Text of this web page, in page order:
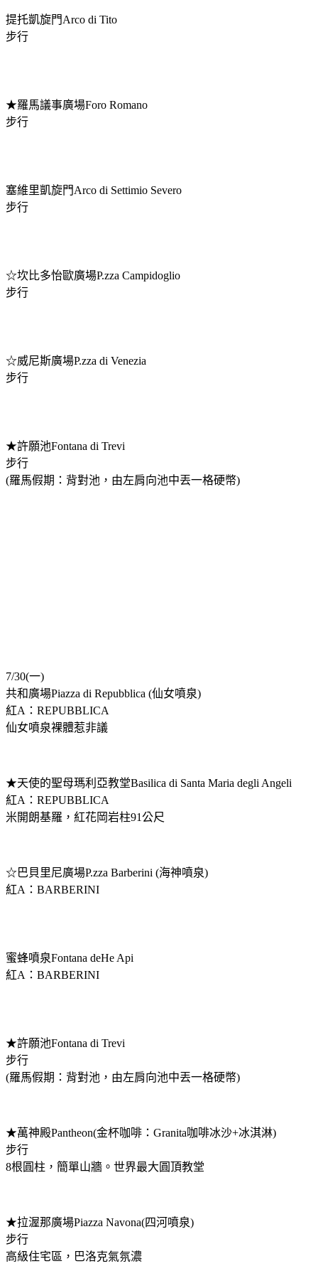
提托凱旋門Arco di Tito
步行
★羅馬議事廣場Foro Romano
步行
塞維里凱旋門Arco di Settimio Severo
步行
☆坎比多怡歐廣場P.zza Campidoglio
步行
☆威尼斯廣場P.zza di Venezia
步行
★許願池Fontana di Trevi
步行
(羅馬假期：背對池，由左肩向池中丟一格硬幣)
7/30(一)
共和廣場Piazza di Repubblica (仙女噴泉)
紅A：REPUBBLICA
仙女噴泉裸體惹非議
★天使的聖母瑪利亞教堂Basilica di Santa Maria degli Angeli
紅A：REPUBBLICA
米開朗基羅，紅花岡岩柱91公尺
☆巴貝里尼廣場P.zza Barberini (海神噴泉)
紅A：BARBERINI
蜜蜂噴泉Fontana deHe Api
紅A：BARBERINI
★許願池Fontana di Trevi
步行
(羅馬假期：背對池，由左肩向池中丟一格硬幣)
★萬神殿Pantheon(金杯咖啡：Granita咖啡冰沙+冰淇淋)
步行
8根圓柱，簡單山牆。世界最大圓頂教堂
★拉渥那廣場Piazza Navona(四河噴泉)
步行
高級住宅區，巴洛克氣氛濃